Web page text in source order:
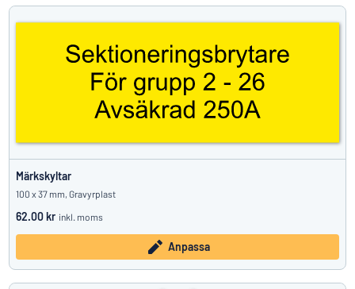
Märkskyltar
100 x 37 mm, Gravyrplast
62.00 kr inkl. moms
Anpassa